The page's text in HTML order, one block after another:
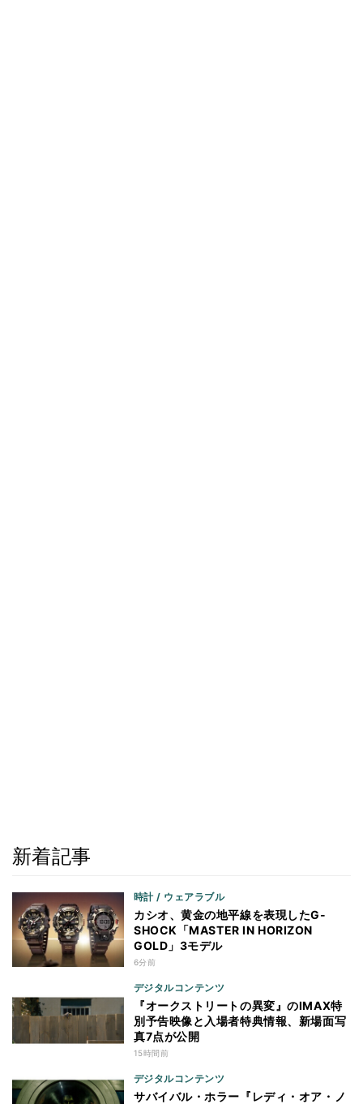
新着記事
時計 / ウェアラブル
カシオ、黄金の地平線を表現したG-
SHOCK「MASTER IN HORIZON
GOLD」3モデル
6分前
デジタルコンテンツ
『オークストリートの異変』のIMAX特
別予告映像と入場者特典情報、新場面写
真7点が公開
15時間前
デジタルコンテンツ
サバイバル・ホラー『レディ・オア・ノ